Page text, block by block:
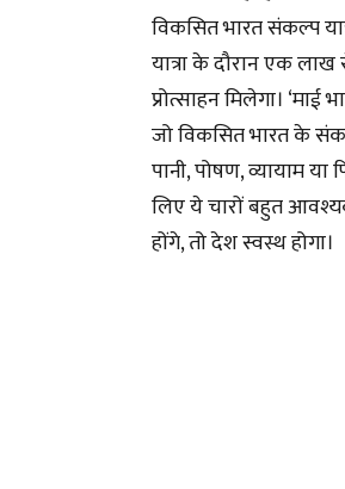
विकसित भारत संकल्प
यात्रा के दौरान एक
प्रोत्साहन मिलेगा।
जो विकसित भारत के
पानी, पोषण, व्यायाम
लिए ये चारों बहुत
होंगे, तो देश स्वस्थ होगा।